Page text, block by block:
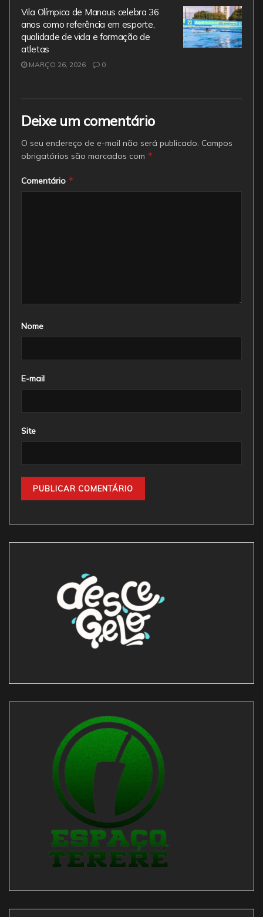
Vila Olímpica de Manaus celebra 36
anos como referência em esporte,
qualidade de vida e formação de
atletas
MARÇO 26, 2026 0
Deixe um comentário
O seu endereço de e-mail não será publicado. Campos
obrigatórios são marcados com *
Comentário *
Nome
E-mail
Site